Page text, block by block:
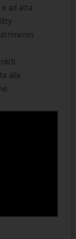
ad alta
alla